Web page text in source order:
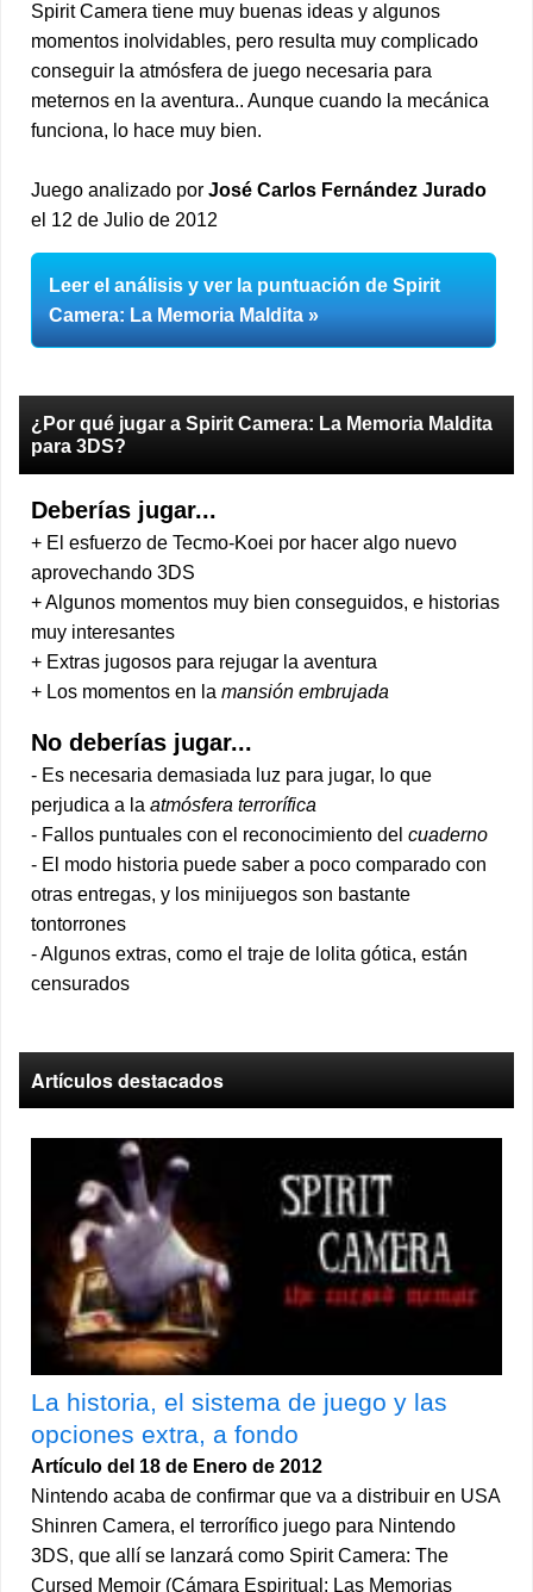
Spirit Camera tiene muy buenas ideas y algunos
momentos inolvidables, pero resulta muy complicado
conseguir la atmósfera de juego necesaria para
meternos en la aventura.. Aunque cuando la mecánica
funciona, lo hace muy bien.
Juego analizado por José Carlos Fernández Jurado
el 12 de Julio de 2012
Leer el análisis y ver la puntuación de Spirit
Camera: La Memoria Maldita
¿Por qué jugar a Spirit Camera: La Memoria Maldita
para 3DS?
Deberías jugar...
+ El esfuerzo de Tecmo-Koei por hacer algo nuevo
aprovechando 3DS
+ Algunos momentos muy bien conseguidos, e historias
muy interesantes
+ Extras jugosos para rejugar la aventura
+ Los momentos en la mansión embrujada
No deberías jugar...
- Es necesaria demasiada luz para jugar, lo que
perjudica a la atmósfera terrorífica
- Fallos puntuales con el reconocimiento del cuaderno
- El modo historia puede saber a poco comparado con
otras entregas, y los minijuegos son bastante
tontorrones
- Algunos extras, como el traje de lolita gótica, están
censurados
Artículos destacados
La historia, el sistema de juego y las
opciones extra, a fondo
Artículo del 18 de Enero de 2012
Nintendo acaba de confirmar que va a distribuir en USA
Shinren Camera, el terrorífico juego para Nintendo
3DS, que allí se lanzará como Spirit Camera: The
Cursed Memoir (Cámara Espiritual: Las Memorias